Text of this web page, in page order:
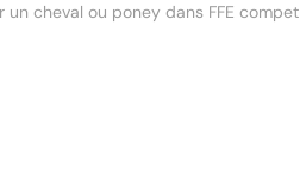
un cheval ou poney dans FFE compet